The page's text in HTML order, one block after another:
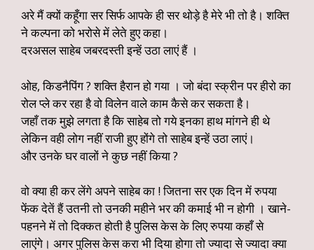
अरे मैं क्यों कहूँगा सर सिर्फ आपके ही सर थोड़े है मेरे भी तो है। शक्ति
ने कल्पना को भरोसे में लेते हुए कहा।
दरअसल साहेब जबरदस्ती इन्हें उठा लाएं हैं ।
ओह, किडनैपिंग ? शक्ति हैरान हो गया । जो बंदा स्क्रीन पर हीरो का
रोल प्ले कर रहा है वो विलेन वाले काम कैसे कर सकता है।
जहाँ तक मुझे लगता है कि साहेब तो गये इनका हाथ मांगने ही थे
लेकिन वही लोग नहीं राजी हुए होंगे तो साहेब इन्हें उठा लाएं।
और उनके घर वालों ने कुछ नहीं किया ?
वो क्या ही कर लेंगे अपने साहेब का ! जितना सर एक दिन में रुपया
फेंक देतें हैं उतनी तो उनकी महीने भर की कमाई भी न होगी । खाने-
पहनने में तो दिक्कत होती है पुलिस केस के लिए रुपया कहाँ से
लाएंगे। अगर पुलिस केस करा भी दिया होगा तो ज्यादा से ज्यादा क्या